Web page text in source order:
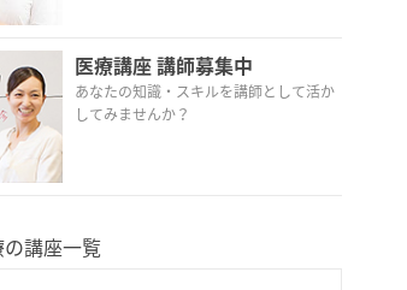
医療講座 講師募集中
あなたの知識・スキルを講師として活か
してみませんか？
の講座一覧